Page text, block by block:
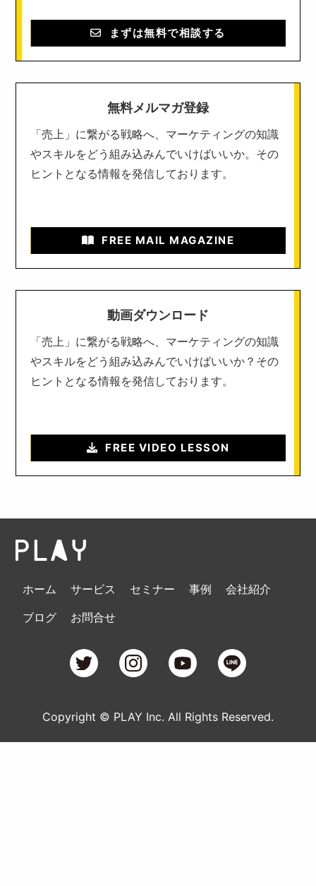
まずは無料で相談する
無料メルマガ登録
「売上」に繋がる戦略へ、マーケティングの知識
やスキルをどう組み込みんでいけばいいか。その
ヒントとなる情報を発信しております。
FREE MAIL MAGAZINE
動画ダウンロード
「売上」に繋がる戦略へ、マーケティングの知識
やスキルをどう組み込みんでいけばいいか？その
ヒントとなる情報を発信しております。
FREE VIDEO LESSON
ホーム サービス セミナー 事例
会社紹介
ブログ
お問合せ
Copyright © PLAY Inc. All Rights Reserved.